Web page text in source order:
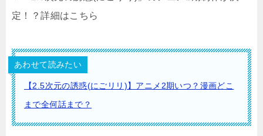
定！？詳細はこちら
あわせて読みたい
【2.5次元の誘惑(にごリリ)】アニメ2期いつ？漫画どこ
まで全何話まで？